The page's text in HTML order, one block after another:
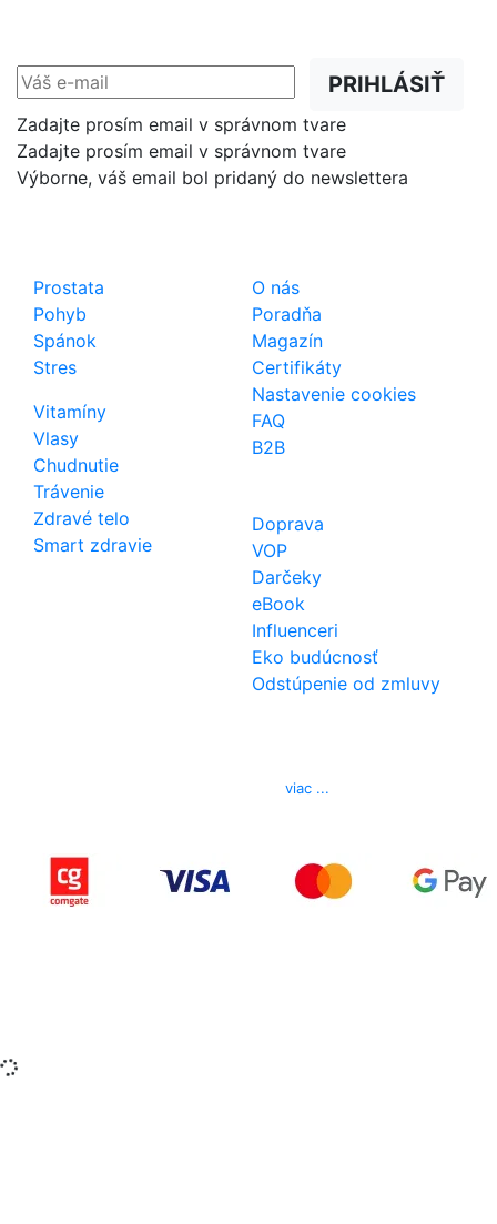
PRIHLÁSIŤ
Zadajte prosím email v správnom tvare
Zadajte prosím email v správnom tvare
Výborne, váš email bol pridaný do newslettera
Prostata
Pohyb
Spánok
Stres
Vitamíny
Vlasy
Chudnutie
Trávenie
Zdravé telo
Smart zdravie
O nás
Poradňa
Magazín
Certifikáty
Nastavenie cookies
FAQ
B2B
Doprava
VOP
Darčeky
eBook
Influenceri
Eko budúcnosť
Odstúpenie od zmluvy
viac ...